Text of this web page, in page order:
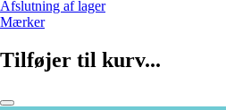
Afslutning af lager
Mærker
Tilføjer til kurv...